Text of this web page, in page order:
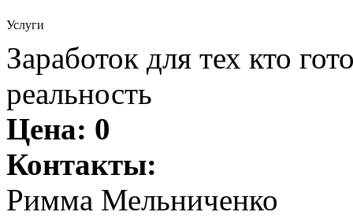
Услуги
Заработок для тех кто
реальность
Цена: 0
Контакты:
Римма Мельниченко